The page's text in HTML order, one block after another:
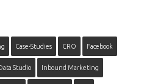
Case-Studies CRO Facebook
Studio Inbound Marketing